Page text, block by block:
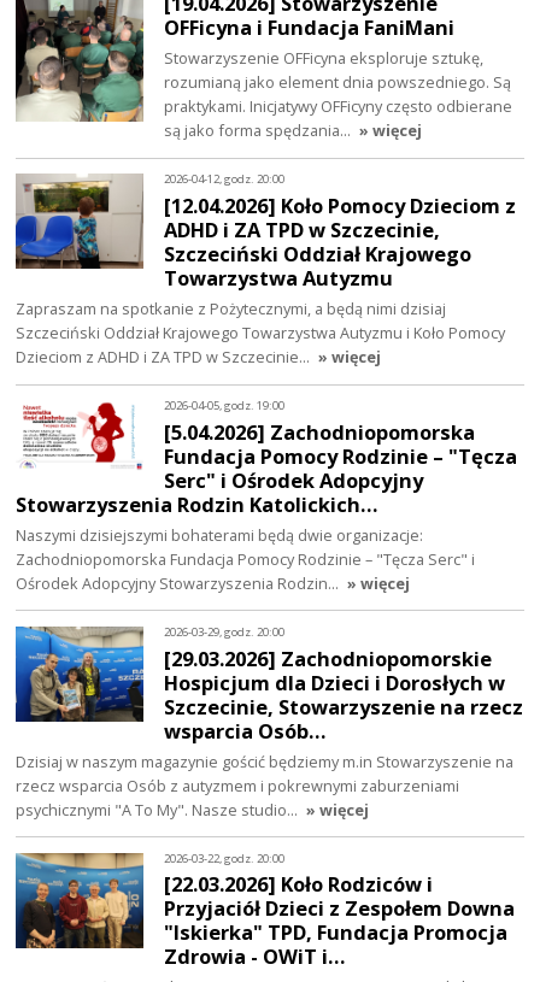
OFFicyna i Fundacja FaniMani
Stowarzyszenie OFFicyna eksploruje sztukę,
rozumianą jako element dnia powszedniego. Są
praktykami. Inicjatywy OFFicyny często odbierane
są jako forma spędzania… » więcej
2026-04-12, godz. 20:00
[12.04.2026] Koło Pomocy Dzieciom z
ADHD i ZA TPD w Szczecinie,
Szczeciński Oddział Krajowego
Towarzystwa Autyzmu
Zapraszam na spotkanie z Pożytecznymi, a będą nimi dzisiaj
Szczeciński Oddział Krajowego Towarzystwa Autyzmu i Koło Pomocy
Dzieciom z ADHD i ZA TPD w Szczecinie… » więcej
2026-04-05, godz. 19:00
[5.04.2026] Zachodniopomorska
Fundacja Pomocy Rodzinie – "Tęcza
Serc" i Ośrodek Adopcyjny
Stowarzyszenia Rodzin Katolickich…
Naszymi dzisiejszymi bohaterami będą dwie organizacje:
Zachodniopomorska Fundacja Pomocy Rodzinie – "Tęcza Serc" i
Ośrodek Adopcyjny Stowarzyszenia Rodzin… » więcej
2026-03-29, godz. 20:00
[29.03.2026] Zachodniopomorskie
Hospicjum dla Dzieci i Dorosłych w
Szczecinie, Stowarzyszenie na rzecz
wsparcia Osób…
Dzisiaj w naszym magazynie gościć będziemy m.in Stowarzyszenie na
rzecz wsparcia Osób z autyzmem i pokrewnymi zaburzeniami
psychicznymi "A To My". Nasze studio… » więcej
2026-03-22, godz. 20:00
[22.03.2026] Koło Rodziców i
Przyjaciół Dzieci z Zespołem Downa
"Iskierka" TPD, Fundacja Promocja
Zdrowia - OWiT i…